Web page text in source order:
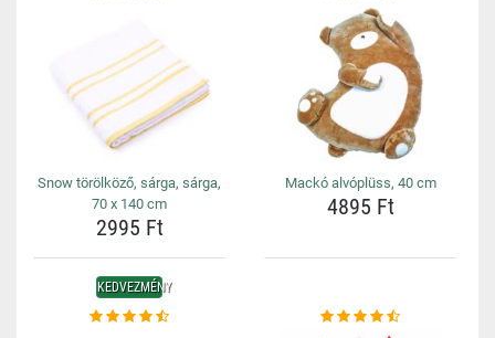
Snow törölköző, sárga, sárga,
70 x 140 cm
2995 Ft
Mackó alvóplüss, 40 cm
4895 Ft
KEDVEZMÉNY